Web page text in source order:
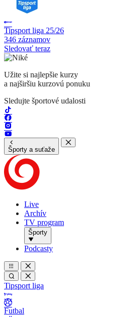
Tipsport liga 25/26
346 záznamov
Sledovať teraz
Užite si najlepšie kurzy
a najširšiu kurzovú ponuku
Sledujte športové udalosti
Športy a suťaže
Live
Archív
TV program
Športy
Podcasty
Tipsport liga
Futbal